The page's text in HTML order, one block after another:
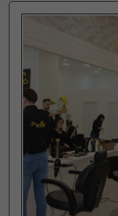
Top Saloane
Top Saloane
Top Saloane
Top Saloane de
Top Saloane Remodelare
Epilare definitiva